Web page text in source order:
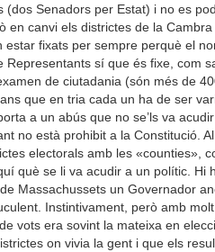
(dos Senadors per Estat) i no es
en canvi els districtes de la Cambra
estar fixats per sempre perquè el
Representants sí que és fixe, com
de ciutadania (són més de
que en tria cada un ha de ser
a un abús que no se’ls va
no està prohibit a la Constitució.
electorals amb les «counties»,
què se li va acudir a un polític. Hi
de Massachussets un Governador
Instintivament, però amb
vots era sovint la mateixa en
on vivia la gent i que els